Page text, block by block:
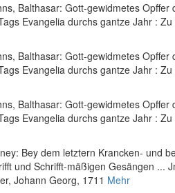
Balthasar: Gott-gewidmetes Opffer
Evangelia durchs gantze Jahr :
Balthasar: Gott-gewidmetes Opffer
Evangelia durchs gantze Jahr :
Balthasar: Gott-gewidmetes Opffer
Evangelia durchs gantze Jahr :
Bey dem letztern Krancken- und
und Schrifft-mäßigen Gesängen
Johann Georg, 1711 Mehr